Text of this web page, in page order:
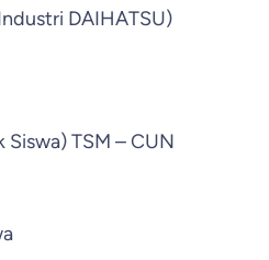
DAIHATSU)
Siswa) TSM – CUN